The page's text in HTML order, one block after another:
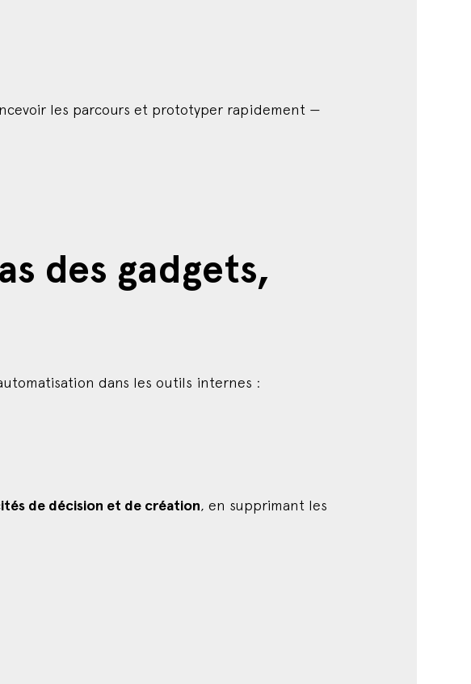
les parcours et prototyper rapidement —
des gadgets,
dans les outils internes :
de décision et de création, en supprimant les